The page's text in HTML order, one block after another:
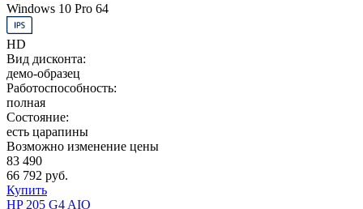
Windows 10 Pro 64
HD
Вид дисконта:
демо-образец
Работоспособность:
полная
Состояние:
есть царапины
Возможно изменение цены
83 490
66 792 руб.
Купить
HP 205 G4 AIO